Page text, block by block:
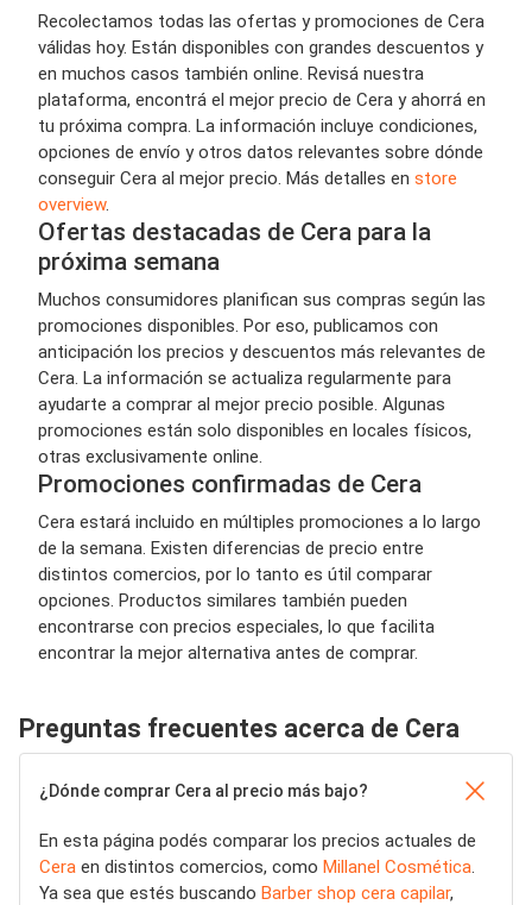
Recolectamos todas las ofertas y promociones de Cera
válidas hoy. Están disponibles con grandes descuentos y
en muchos casos también online. Revisá nuestra
plataforma, encontrá el mejor precio de Cera y ahorrá en
tu próxima compra. La información incluye condiciones,
opciones de envío y otros datos relevantes sobre dónde
conseguir Cera al mejor precio. Más detalles en store
overview.
Ofertas destacadas de Cera para la
próxima semana
Muchos consumidores planifican sus compras según las
promociones disponibles. Por eso, publicamos con
anticipación los precios y descuentos más relevantes de
Cera. La información se actualiza regularmente para
ayudarte a comprar al mejor precio posible. Algunas
promociones están solo disponibles en locales físicos,
otras exclusivamente online.
Promociones confirmadas de Cera
Cera estará incluido en múltiples promociones a lo largo
de la semana. Existen diferencias de precio entre
distintos comercios, por lo tanto es útil comparar
opciones. Productos similares también pueden
encontrarse con precios especiales, lo que facilita
encontrar la mejor alternativa antes de comprar.
Preguntas frecuentes acerca de Cera
¿Dónde comprar Cera al precio más bajo?
En esta página podés comparar los precios actuales de
Cera en distintos comercios, como Millanel Cosmética
Ya sea que estés buscando Barber shop cera capilar,